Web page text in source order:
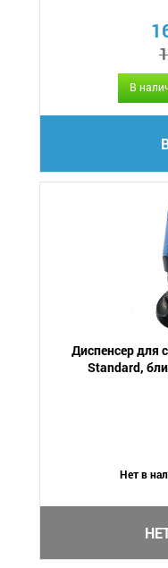
В
Диспенсер для
Standard,
Нет в